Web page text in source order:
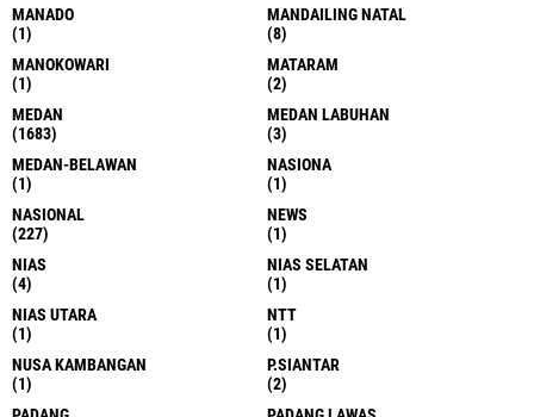
MANADO
(1)
MANDAILING NATAL
(8)
MANOKOWARI
(1)
MATARAM
(2)
MEDAN
(1683)
MEDAN LABUHAN
(3)
MEDAN-BELAWAN
(1)
NASIONA
(1)
NASIONAL
(227)
NEWS
(1)
NIAS
(4)
NIAS SELATAN
(1)
NIAS UTARA
(1)
NTT
(1)
NUSA KAMBANGAN
(1)
P.SIANTAR
(2)